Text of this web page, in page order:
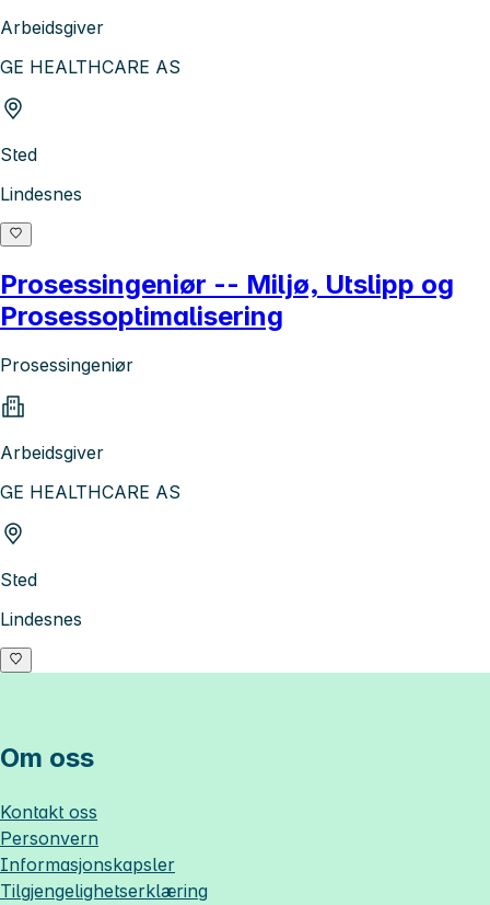
Arbeidsgiver
GE HEALTHCARE AS
Sted
Lindesnes
Prosessingeniør -- Miljø, Utslipp og
Prosessoptimalisering
Prosessingeniør
Arbeidsgiver
GE HEALTHCARE AS
Sted
Lindesnes
Om oss
Kontakt oss
Personvern
Informasjonskapsler
Tilgjengelighetserklæring